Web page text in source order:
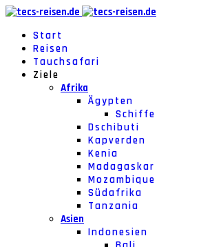
Start
Reisen
Tauchsafari
Ziele
Afrika
Ägypten
Schiffe
Dschibuti
Kapverden
Kenia
Madagaskar
Mozambique
Südafrika
Tanzania
Asien
Indonesien